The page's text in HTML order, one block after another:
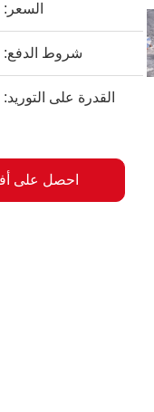
السعر:
شروط الدفع:
القدرة على التوريد:
احصل على